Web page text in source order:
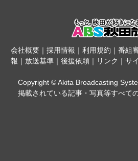
会社概要｜ 採用情報 ｜ 利用規約 ｜ 番組
報 ｜ 放送基準 ｜ 後援依頼 ｜ リンク ｜ サ
Copyright © Akita Broadcasting
掲載されている記事・写真等すべて